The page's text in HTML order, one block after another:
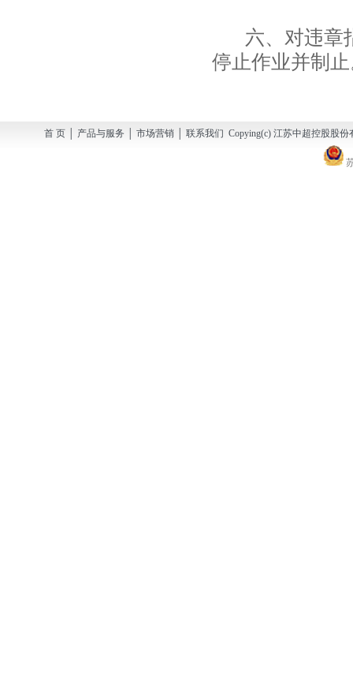
六、对违章指
停止作业并制
首 页 │ 产品与服务 │ 市场营销 │ 联系我们 Copying(c) 江苏中超控股股